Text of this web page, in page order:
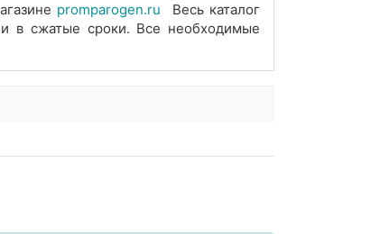
promparogen.ru
Весь каталог
в сжатые сроки. Все необходимые